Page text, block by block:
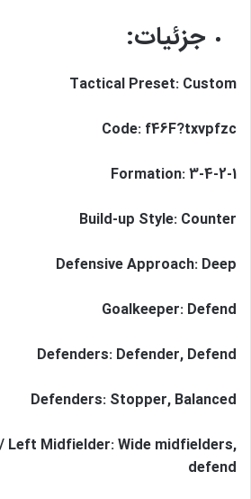
جزئیات:
Tactical Preset: Custom
Code: f46F?txvpfzc
Formation: 3-4-2-1
Build-up Style: Counter
Defensive Approach: Deep
Goalkeeper: Defend
Defenders: Defender, Defend
Defenders: Stopper, Balanced
Left Midfielder: Wide midfielders,
defend